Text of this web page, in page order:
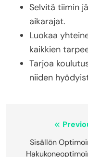
Selvitä tiimin
aikarajat.
Luokaa
kaikkien
Tarjoa
niiden
navigation
Sisällön